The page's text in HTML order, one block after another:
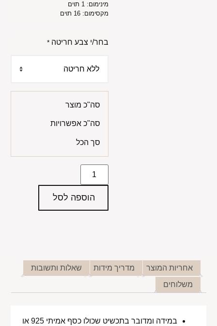
מינימום: 1 תוים
מקסימום: 16 תוים
בחר/י צבע חריטה *
סה"כ מוצר
סה"כ אפשרויות
סך הכל
הוספה לסל
אחריות המוצר מדריך מידות
שאלות ותשובות
משלוחים
במידה ומדובר בתכשיט שכולו כסף אמיתי 925 או